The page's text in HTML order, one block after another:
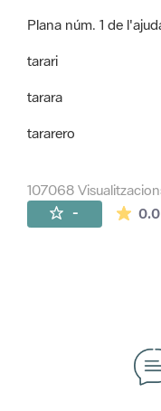
Plana núm. 1 de
tarari
tarara
tararero
107068
- 0.0